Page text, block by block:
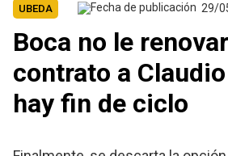
UBEDA 29/
Boca no le
contrato a
hay fin de ciclo